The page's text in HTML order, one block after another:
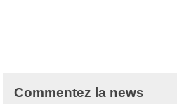
Commentez la news